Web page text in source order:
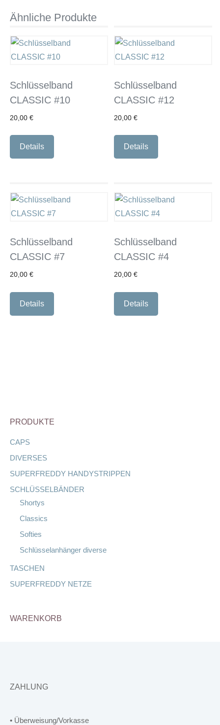
Ähnliche Produkte
Schlüsselband
CLASSIC #10
20,00 €
Details
Schlüsselband
CLASSIC #12
20,00€
Details
Schlüsselband
CLASSIC #7
20,00 €
Details
Schlüsselband
CLASSIC #4
20,00€
Details
PRODUKTE
CAPS
DIVERSES
SUPERFREDDY HANDYSTRIPPEN
SCHLÜSSELBÄNDER
Shortys
Classics
Softies
Schlüsselanhänger diverse
TASCHEN
SUPERFREDDY NETZE
WARENKORB
ZAHLUNG
• Überweisung/Vorkasse